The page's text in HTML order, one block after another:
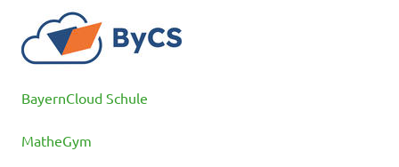
BayernCloud Schule
MatheGym